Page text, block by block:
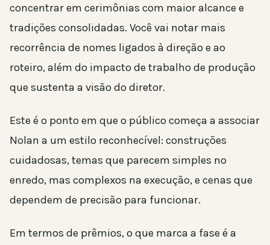
concentrar em cerimônias com maior alcance e
tradições consolidadas. Você vai notar mais
recorrência de nomes ligados à direção e ao
roteiro, além do impacto de trabalho de produção
que sustenta a visão do diretor.
Este é o ponto em que o público começa a associar
Nolan a um estilo reconhecível: construções
cuidadosas, temas que parecem simples no
enredo, mas complexos na execução, e cenas que
dependem de precisão para funcionar.
Em termos de prêmios, o que marca a fase é a